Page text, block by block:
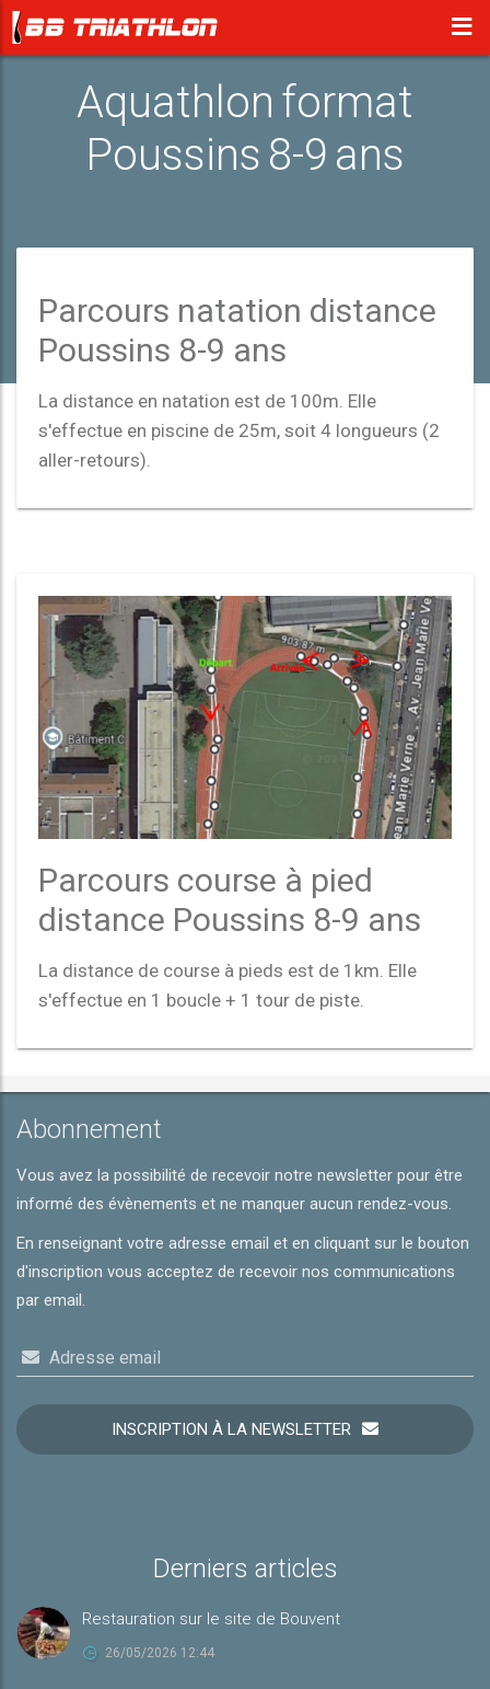
Aquathlon format
Poussins 8-9 ans
Parcours natation distance
Poussins 8-9 ans
La distance en natation est de 100m. Elle
s'effectue en piscine de 25m, soit 4 longueurs (2
aller-retours).
Parcours course à pied
distance Poussins 8-9 ans
La distance de course à pieds est de 1km. Elle
s'effectue en 1 boucle + 1 tour de piste.
Abonnement
Vous avez la possibilité de recevoir notre newsletter pour être
informé des évènements et ne manquer aucun rendez-vous.
En renseignant votre adresse email et en cliquant sur le bouton
d'inscription vous acceptez de recevoir nos communications
par email.
Adresse email
INSCRIPTION À LA NEWSLETTER
Derniers articles
Restauration sur le site de Bouvent
26/05/2026 12:44